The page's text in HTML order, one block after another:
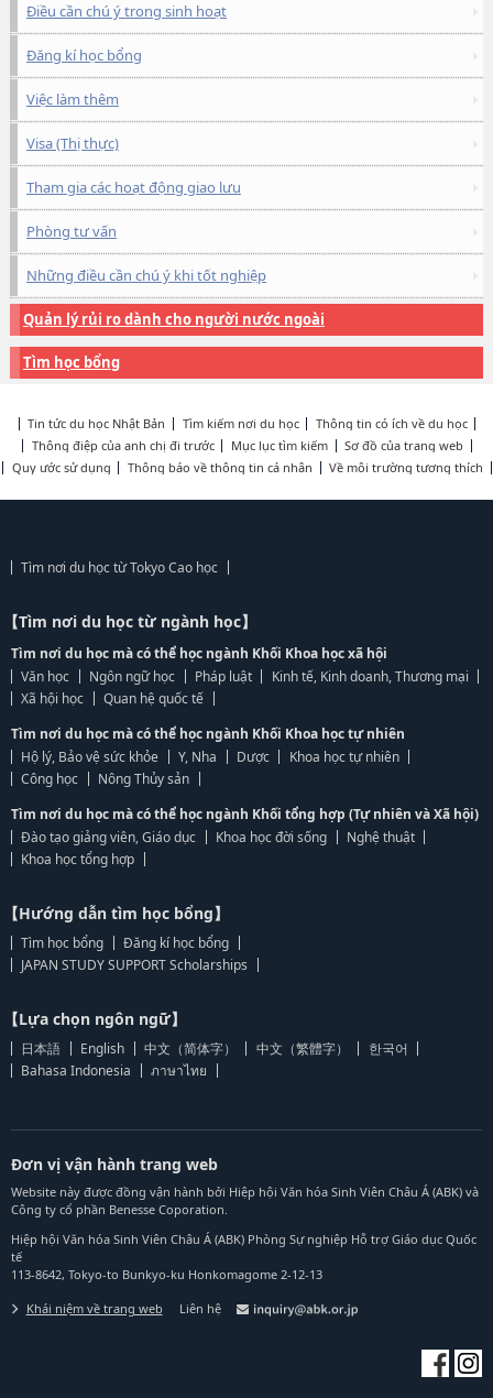
Điều cần chú ý trong sinh hoạt
Đăng kí học bổng
Việc làm thêm
Visa (Thị thực)
Tham gia các hoạt động giao lưu
Phòng tư vấn
Những điều cần chú ý khi tốt nghiệp
Quản lý rủi ro dành cho người nước ngoài
Tìm học bổng
Tin tức du học Nhật Bản Tìm kiếm nơi du học
Thông tin có ích về du học
Thông điệp của anh chị đi trước
Mục lục tìm kiếm
Sơ đồ của trang web
Quy ước sử dụng
Thông báo về thông tin cá nhân Về môi trường tương thích
Tìm nơi du học từ Tokyo Cao học
【Tìm nơi du học từ ngành học】
Tìm nơi du học mà có thể học ngành Khối Khoa học xã hội
Văn học
Ngôn ngữ học Pháp luật
Kinh tế, Kinh doanh, Thương mại
Xã hội học
Quan hệ quốc tế
Tìm nơi du học mà có thể học ngành Khối Khoa học tự nhiên
Hộ lý, Bảo vệ sức khỏe
Y, Nha Dược
Khoa học tự nhiên
Công học
Nông Thủy sản
Tìm nơi du học mà có thể học ngành Khối tổng hợp (Tự nhiên và Xã hội)
Đào tạo giảng viên, Giáo dục
Khoa học đời sống
Nghệ thuật
Khoa học tổng hợp
【Hướng dẫn tìm học bổng】
Tìm học bổng
Đăng kí học bổng
JAPAN STUDY SUPPORT Scholarships
【Lựa chọn ngôn ngữ】
日本語 English 中文（简体字） 中文（繁體字）
한국어
Bahasa Indonesia
ภาษาไทย
Đơn vị vận hành trang web
Website này được đồng vận hành bởi Hiệp hội Văn hóa Sinh Viên Châu Á (ABK) và
Công ty cổ phần Benesse Coporation.
Hiệp hội Văn hóa Sinh Viên Châu Á (ABK) Phòng Sự nghiệp Hỗ trợ Giáo dục Quốc
tế
113-8642, Tokyo-to Bunkyo-ku Honkomagome 2-12-13
Khái niệm về trang web Liên hệ